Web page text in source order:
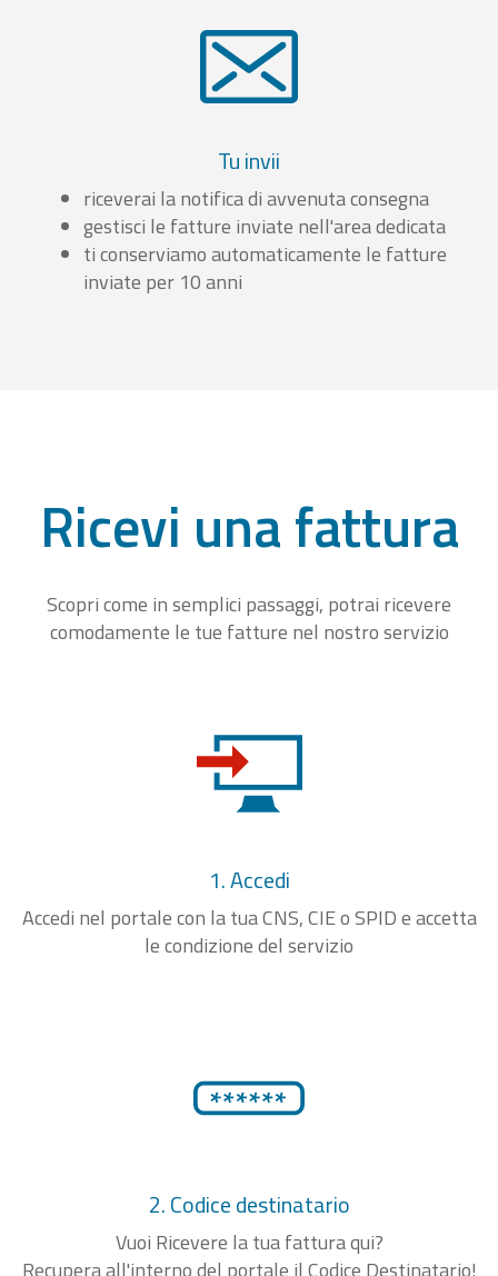
Tu invii
riceverai la notifica di avvenuta consegna
gestisci le fatture inviate nell'area dedicata
ti conserviamo automaticamente le fatture
inviate per 10 anni
Ricevi una fattura
Scopri come in semplici passaggi, potrai ricevere
comodamente le tue fatture nel nostro servizio
1. Accedi
Accedi nel portale con la tua CNS, CIE o SPID e accetta
le condizione del servizio
2. Codice destinatario
Vuoi Ricevere la tua fattura qui?
Recupera all'interno del portale il Codice Destinatario!